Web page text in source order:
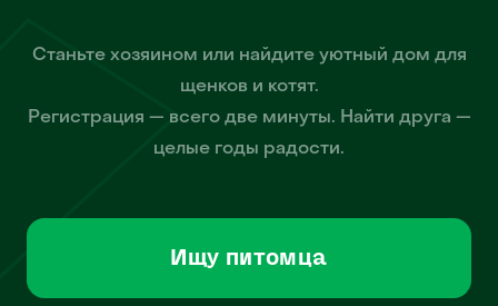
Станьте хозяином или найдите уютный дом для
щенков и котят.
Регистрация — всего две минуты. Найти друга —
целые годы радости.
Ищу питомца